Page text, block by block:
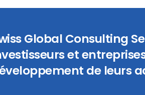
Global Consulting
et
de leurs